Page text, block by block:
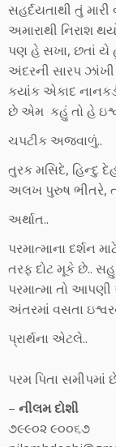
સહર્દયતાથી તું
અમારાથી નિરાશ
પણ હે સખા, છતાં યે
અંદરની સારપ
કયાંક એકાદ
છે એમ કહું તો હે
ચપટીક અજવાળું..
તુરક મસિદે, હિન્દુ
અલખ પુરુષ ભીતરે,
અર્થાત..
પરમાત્માના દર્શન
તરફ દોટ મૂકે છે.. સહુ
પરમાત્મા તો
અંતરમાં વસતા
પ્રાર્થના એટલે..
પરમ પિતા
– નીલમ દોશી
૭૯૯૦૨ ૯૦૦૬૭